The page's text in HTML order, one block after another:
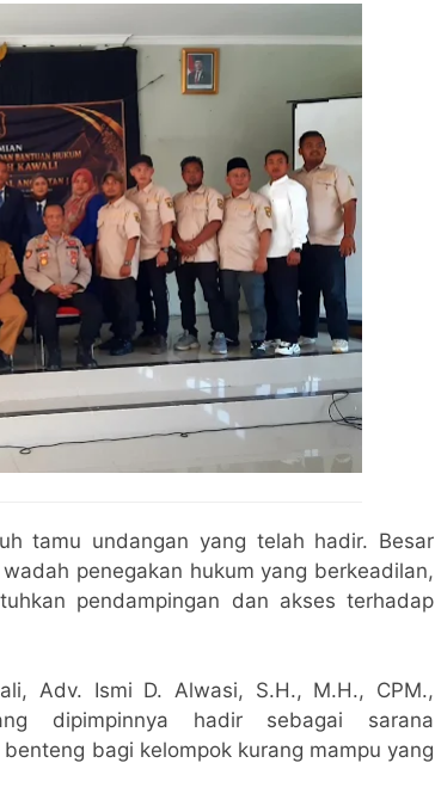
tamu undangan yang telah hadir. Besar
penegakan hukum yang berkeadilan,
pendampingan dan akses terhadap
Adv. Ismi D. Alwasi, S.H., M.H., CPM.,
dipimpinnya hadir sebagai sarana
bagi kelompok kurang mampu yang